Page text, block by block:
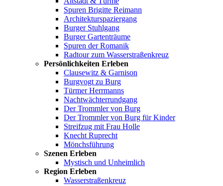
Spuren Brigitte Reimann
Architekturspaziergang
Burger Stuhlgang
Burger Gartenträume
Spuren der Romanik
Radtour zum Wasserstraßenkreuz
Persönlichkeiten Erleben
Clausewitz & Garnison
Burgvogt zu Burg
Türmer Herrmanns
Nachtwächterrundgang
Der Trommler von Burg
Der Trommler von Burg für Kinder
Streifzug mit Frau Holle
Knecht Ruprecht
Mönchsführung
Szenen Erleben
Mystisch und Unheimlich
Region Erleben
Wasserstraßenkreuz